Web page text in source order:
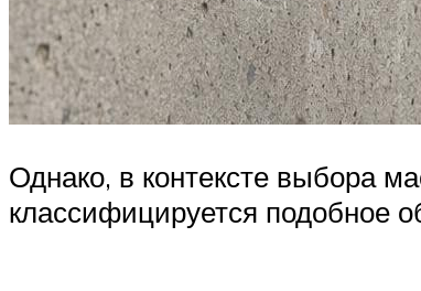
Однако, в контексте выбора
классифицируется подобное